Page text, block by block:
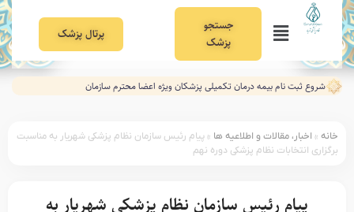
جستجو
پزشک
پرتال پزشک
شروع ثبت نام بیمه درمان تکمیلی پزشکان ویژه اعضا محترم سازمان
خانه » اخبار، مقالات و اطلاعیه ها »پیام رئیس سازمان نظام پزشکی شهریار به مناسبت
برگزاری انتخابات نظام پزشکی دوره نهم
پیام رئیس سازمان نظام پزشکی شهریار به